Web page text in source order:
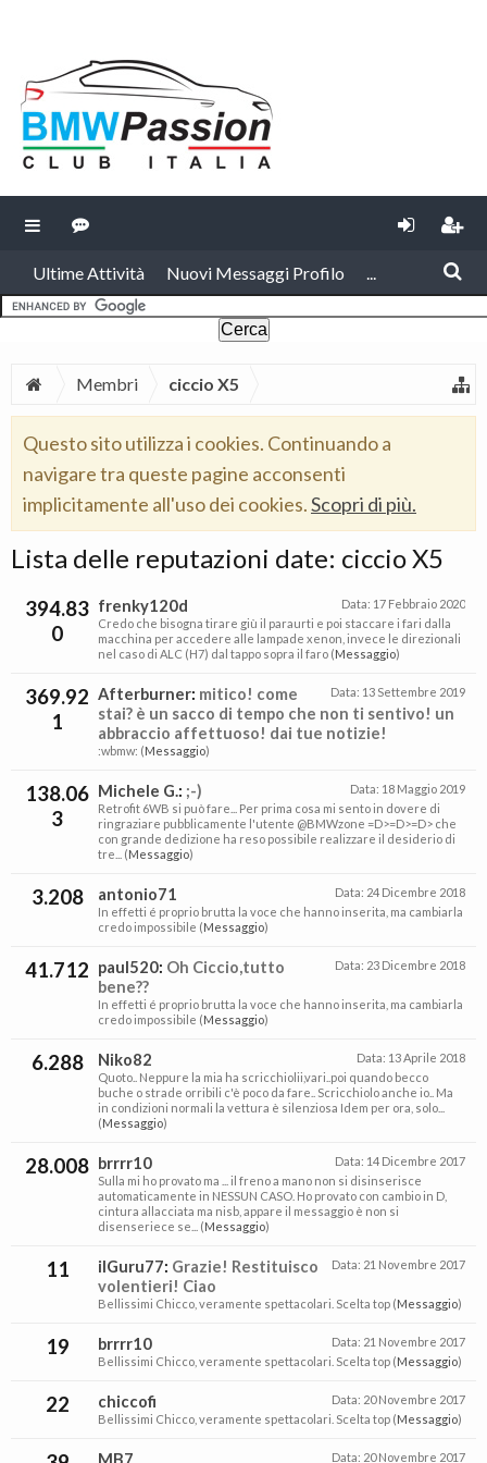
Ultime Attività Nuovi Messaggi Profilo ...
Membri ciccio X5
Questo sito utilizza i cookies. Continuando a
navigare tra queste pagine acconsenti
implicitamente all'uso dei cookies.Scopri di più.
Lista delle reputazioni date: ciccio X5
394.83
0
Data: 17 Febbraio 2020
frenky120d
Credo che bisogna tirare giù il paraurti e poi staccare i fari dalla
macchina per accedere alle lampade xenon, invece le direzionali
nel caso di ALC (H7) dal tappo sopra il faro (Messaggio)
369.92
1
Data: 13 Settembre 2019
Afterburner: mitico! come
stai? è un sacco di tempo che non ti sentivo! un
abbraccio affettuoso! dai tue notizie!
:wbmw: (Messaggio)
138.06
3
Data: 18 Maggio 2019
Michele G.: ;-)
Retrofit 6WB si può fare... Per prima cosa mi sento in dovere di
ringraziare pubblicamente l'utente @BMWzone =D>=D>=D> che
con grande dedizione ha reso possibile realizzare il desiderio di
tre... (Messaggio)
3.208 Data: 24 Dicembre 2018
antonio71
In effetti é proprio brutta la voce che hanno inserita, ma cambiarla
credo impossibile (Messaggio)
41.712 Data: 23 Dicembre 2018
paul520: Oh Ciccio,tutto
bene??
In effetti é proprio brutta la voce che hanno inserita, ma cambiarla
credo impossibile (Messaggio)
6.288 Data: 13 Aprile 2018
Niko82
Quoto.. Neppure la mia ha scricchiolii,vari..poi quando becco
buche o strade orribili c'è poco da fare.. Scricchiolo anche io.. Ma
in condizioni normali la vettura è silenziosa Idem per ora, solo...
(Messaggio)
28.008 Data: 14 Dicembre 2017
brrrr10
Sulla mi ho provato ma ... il freno a mano non si disinserisce
automaticamente in NESSUN CASO. Ho provato con cambio in D,
cintura allacciata ma nisb, appare il messaggio è non si
disenseriece se... (Messaggio)
11 Data: 21 Novembre 2017
ilGuru77: Grazie! Restituisco
volentieri! Ciao
Bellissimi Chicco, veramente spettacolari. Scelta top (Messaggio)
19 Data: 21 Novembre 2017
brrrr10
Bellissimi Chicco, veramente spettacolari. Scelta top (Messaggio)
22 Data: 20 Novembre 2017
chiccofi
Bellissimi Chicco, veramente spettacolari. Scelta top (Messaggio)
Data: 20 Novembre 2017
MB7